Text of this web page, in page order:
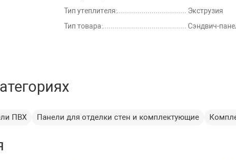
Тип утеплителя:
Экструзия
Тип товара:
Сэндвич-
ПВХ Панели для отделки стен и комплектующие